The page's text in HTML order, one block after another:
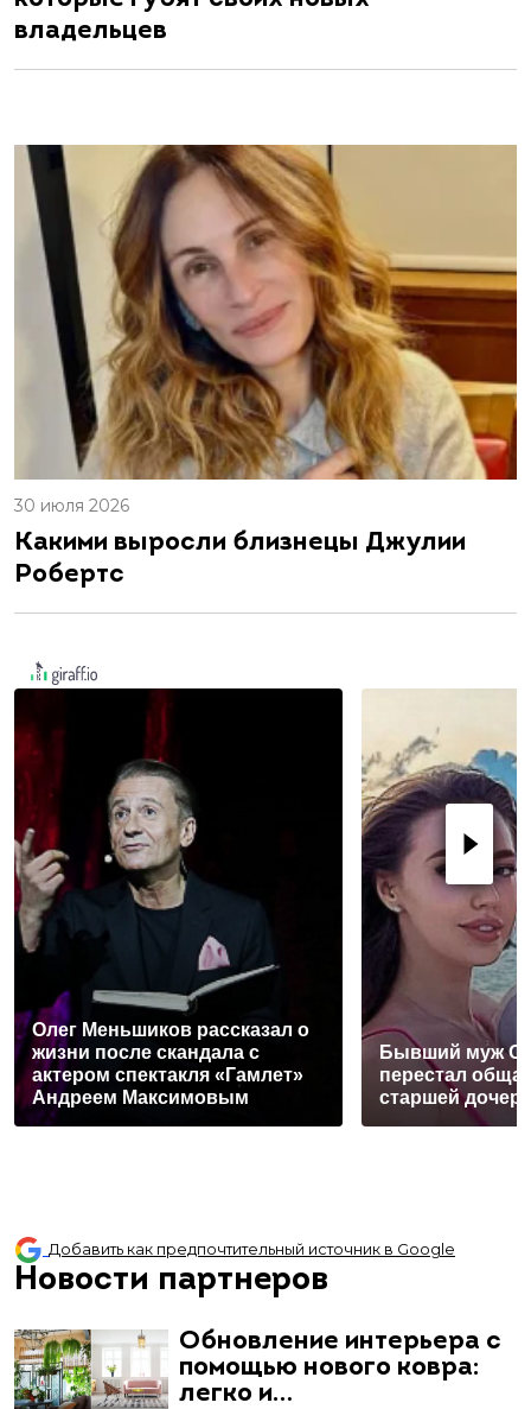
владельцев
30 июля 2026
Какими выросли близнецы Джулии
Робертс
Олег Меньшиков рассказал о
жизни после скандала с
актером спектакля «Гамлет»
Андреем Максимовым
Бывший муж
перестал
старшей
Добавить как предпочтительный источник в Google
Новости партнеров
Обновление интерьера с
помощью нового ковра:
легко и…